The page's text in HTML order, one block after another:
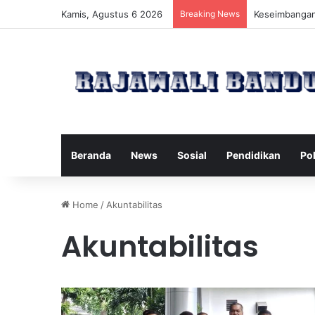
Kamis, Agustus 6 2026 Breaking News Manfaat
Beranda News Sosial Pendidikan
Home / Akuntabilitas
Akuntabilitas